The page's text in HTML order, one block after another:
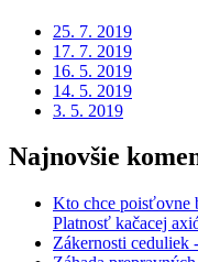
25. 7. 2019
17. 7. 2019
16. 5. 2019
14. 5. 2019
3. 5. 2019
Najnovšie
Kto chce poisťovne
Platnosť kačacej
Zákernosti ceduliek -